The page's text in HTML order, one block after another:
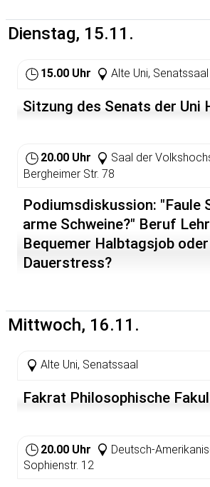
sich das ZYX bemerkbar und es
Sprachverwirr-Abenteuer...
Dienstag, 15.11.
15.00 Uhr Alte Uni, Senatssaal
Sitzung des Senats der Uni
20.00 Uhr
Saal der
Bergheimer Str. 78
Podiumsdiskussion: "Faule
arme Schweine?" Beruf
Bequemer Halbtagsjob
Dauerstress?
einem gemeinsamen
im LehrerInnenberuf darzustellen und
und LehrerInnen ins Gespräch zu
VeranstalterInnen: Gesamtelternbeirat
Heidelberg, Gesundheitsamt Rhein-
Praxisbüro Gesunde Schule, Eltern für
Mittwoch, 16.11.
Alte Uni, Senatssaal
Fakrat Philosophische
20.00 Uhr
Deutsch-
Sophienstr. 12